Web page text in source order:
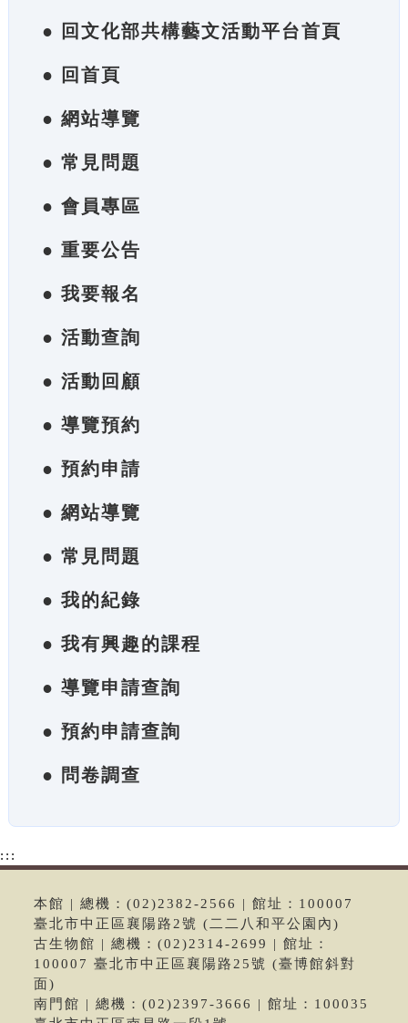
● 回文化部共構藝文活動平台首頁
● 回首頁
● 網站導覽
● 常見問題
● 會員專區
● 重要公告
● 我要報名
● 活動查詢
● 活動回顧
● 導覽預約
● 預約申請
● 網站導覽
● 常見問題
● 我的紀錄
● 我有興趣的課程
● 導覽申請查詢
● 預約申請查詢
● 問卷調查
:::
本館 | 總機：(02)2382-2566 | 館址：100007
臺北市中正區襄陽路2號 (二二八和平公園內)
古生物館 | 總機：(02)2314-2699 | 館址：
100007 臺北市中正區襄陽路25號 (臺博館斜對
面)
南門館 | 總機：(02)2397-3666 | 館址：100035